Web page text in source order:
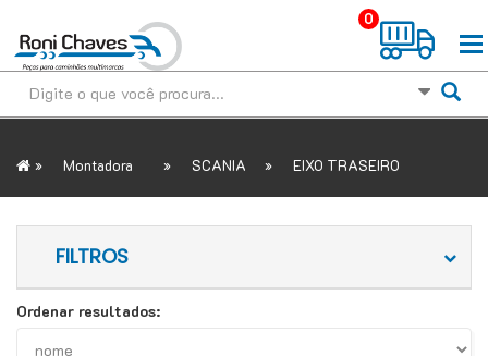
0
» Montadora » SCANIA » EIXO TRASEIRO
FILTROS
Ordenar resultados: